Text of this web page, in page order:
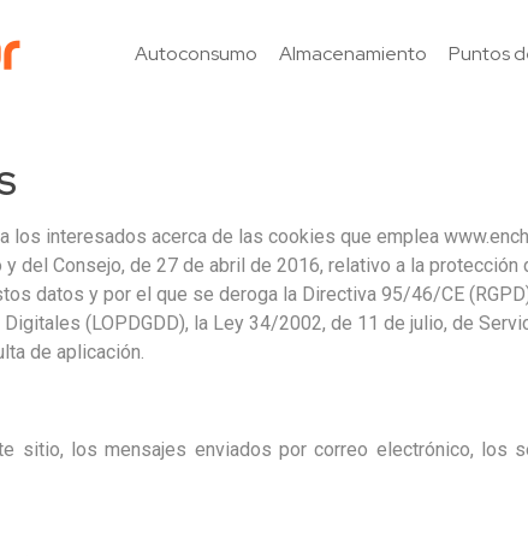
Autoconsumo Almacenamiento Puntos
los interesados acerca de las cookies que emplea
del Consejo, de 27 de abril de 2016, relativo a la
datos y por el que se deroga la Directiva 95/46/CE
(LOPDGDD), la Ley 34/2002, de 11 de julio, de
de aplicación.
sitio, los mensajes enviados por correo electrónico, los